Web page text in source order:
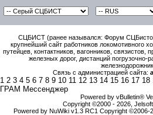
СЦБИСТ (ранее назывался: Форум
крупнейший сайт работников локомотивного
путейцев, контактников, вагонников,
железных дорог, дистанций погрузочно-
Связь с администрацией сайта:
1 2 3 4 5 6 7 8 9 10 11 12 13 14 15 16 17 18
ГРАМ Мессенджер
Powered by vBulletin®
Copyright ©2000 - 2026,
Powered by NuWiki v1.3 RC1 Copyright